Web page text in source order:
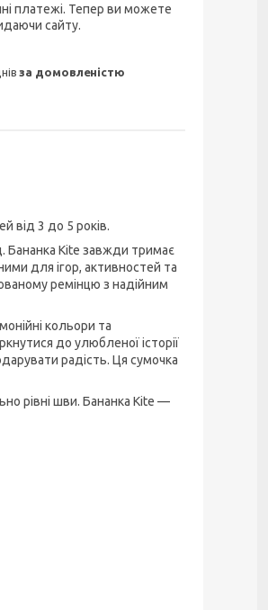
платежі. Тепер ви можете
сайту.
за домовленістю
від 3 до 5 років.
Бананка Kite завжди тримає
для ігор, активностей та
ремінцю з надійним
кольори та
до улюбленої історії
радість. Ця сумочка
рівні шви. Бананка Kite —